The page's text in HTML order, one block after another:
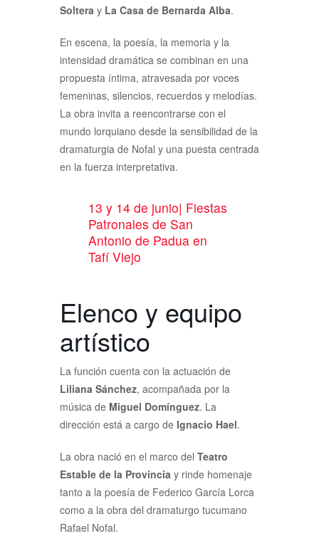
Soltera y La Casa de Bernarda Alba.
En escena, la poesía, la memoria y la
intensidad dramática se combinan en una
propuesta íntima, atravesada por voces
femeninas, silencios, recuerdos y melodías.
La obra invita a reencontrarse con el
mundo lorquiano desde la sensibilidad de la
dramaturgia de Nofal y una puesta centrada
en la fuerza interpretativa.
13 y 14 de junio| Fiestas
Patronales de San
Antonio de Padua en
Tafí Viejo
Elenco y equipo
artístico
La función cuenta con la actuación de
Liliana Sánchez, acompañada por la
música de Miguel Domínguez. La
dirección está a cargo de Ignacio Hael.
La obra nació en el marco del Teatro
Estable de la Provincia y rinde homenaje
tanto a la poesía de Federico García Lorca
como a la obra del dramaturgo tucumano
Rafael Nofal.